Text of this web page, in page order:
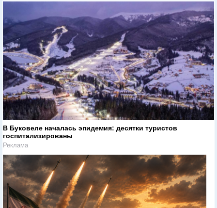
В Буковеле началась эпидемия: десятки туристов
госпитализированы
Реклама